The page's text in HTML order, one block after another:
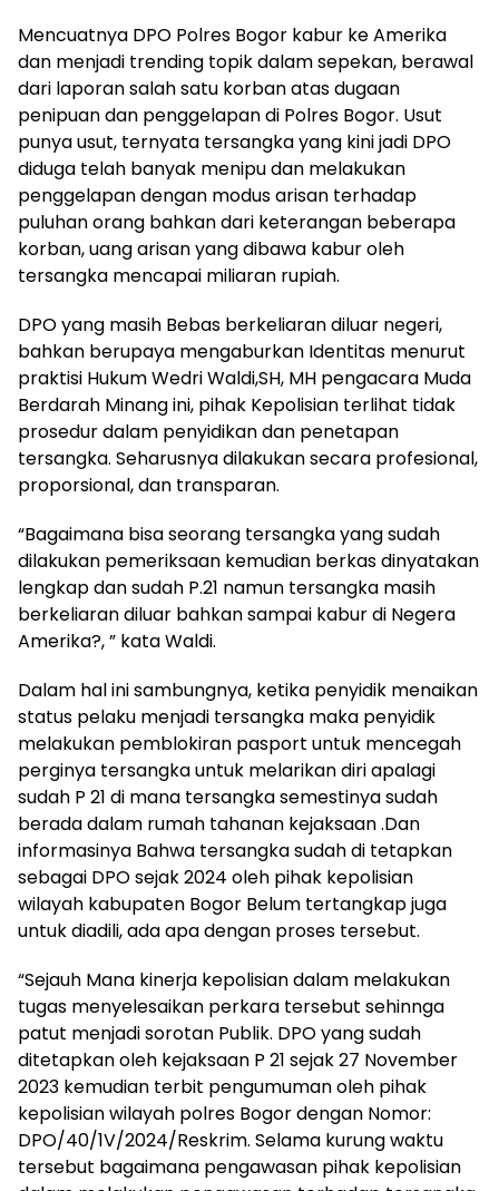
Mencuatnya DPO Polres Bogor kabur ke Amerika
dan menjadi trending topik dalam sepekan, berawal
dari laporan salah satu korban atas dugaan
penipuan dan penggelapan di Polres Bogor. Usut
punya usut, ternyata tersangka yang kini jadi DPO
diduga telah banyak menipu dan melakukan
penggelapan dengan modus arisan terhadap
puluhan orang bahkan dari keterangan beberapa
korban, uang arisan yang dibawa kabur oleh
tersangka mencapai miliaran rupiah.
DPO yang masih Bebas berkeliaran diluar negeri,
bahkan berupaya mengaburkan Identitas menurut
praktisi Hukum Wedri Waldi,SH, MH pengacara Muda
Berdarah Minang ini, pihak Kepolisian terlihat tidak
prosedur dalam penyidikan dan penetapan
tersangka. Seharusnya dilakukan secara profesional,
proporsional, dan transparan.
“Bagaimana bisa seorang tersangka yang sudah
dilakukan pemeriksaan kemudian berkas dinyatakan
lengkap dan sudah P.21 namun tersangka masih
berkeliaran diluar bahkan sampai kabur di Negera
Amerika?, ” kata Waldi.
Dalam hal ini sambungnya, ketika penyidik menaikan
status pelaku menjadi tersangka maka penyidik
melakukan pemblokiran pasport untuk mencegah
perginya tersangka untuk melarikan diri apalagi
sudah P 21 di mana tersangka semestinya sudah
berada dalam rumah tahanan kejaksaan .Dan
informasinya Bahwa tersangka sudah di tetapkan
sebagai DPO sejak 2024 oleh pihak kepolisian
wilayah kabupaten Bogor Belum tertangkap juga
untuk diadili, ada apa dengan proses tersebut.
“Sejauh Mana kinerja kepolisian dalam melakukan
tugas menyelesaikan perkara tersebut sehinnga
patut menjadi sorotan Publik. DPO yang sudah
ditetapkan oleh kejaksaan P 21 sejak 27 November
2023 kemudian terbit pengumuman oleh pihak
kepolisian wilayah polres Bogor dengan Nomor:
DPO/40/1V/2024/Reskrim. Selama kurung waktu
tersebut bagaimana pengawasan pihak kepolisian